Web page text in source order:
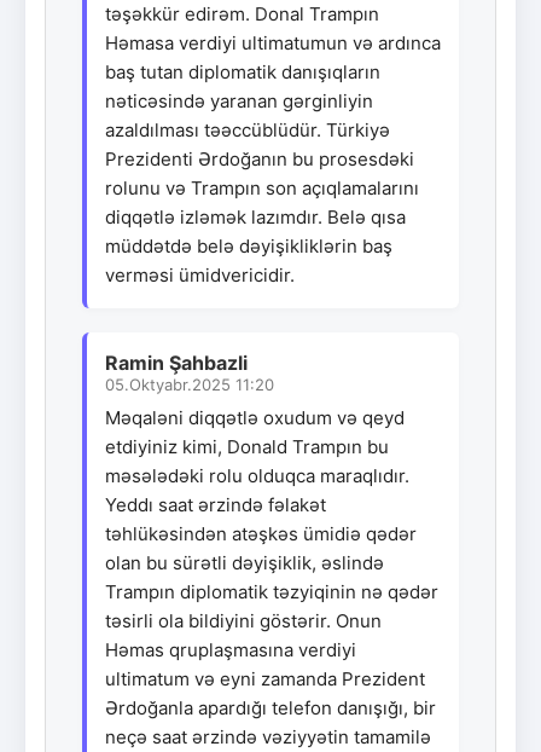
təşəkkür edirəm. Donal Trampın
Həmasa verdiyi ultimatumun və ardınca
baş tutan diplomatik danışıqların
nəticəsində yaranan gərginliyin
azaldılması təəccüblüdür. Türkiyə
Prezidenti Ərdoğanın bu prosesdəki
rolunu və Trampın son açıqlamalarını
diqqətlə izləmək lazımdır. Belə qısa
müddətdə belə dəyişikliklərin baş
verməsi ümidvericidir.
Ramin Şahbazli
05.Oktyabr.2025 11:20
Məqaləni diqqətlə oxudum və qeyd
etdiyiniz kimi, Donald Trampın bu
məsələdəki rolu olduqca maraqlıdır.
Yeddı saat ərzində fəlakət
təhlükəsindən atəşkəs ümidiə qədər
olan bu sürətli dəyişiklik, əslində
Trampın diplomatik təzyiqinin nə qədər
təsirli ola bildiyini göstərir. Onun
Həmas qruplaşmasına verdiyi
ultimatum və eyni zamanda Prezident
Ərdoğanla apardığı telefon danışığı, bir
neçə saat ərzində vəziyyətin tamamilə